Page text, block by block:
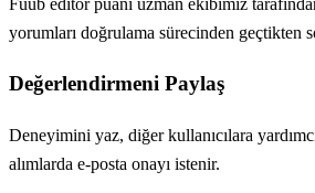
yorumları doğrulama sürecinden geçtikten
Değerlendirmeni Paylaş
Deneyimini yaz, diğer kullanıcılara
alımlarda e-posta onayı istenir.